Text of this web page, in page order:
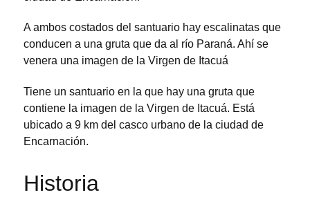
A ambos costados del santuario hay escalinatas que
conducen a una gruta que da al río Paraná. Ahí se
venera una imagen de la Virgen de Itacuá
Tiene un santuario en la que hay una gruta que
contiene la imagen de la Virgen de Itacuá. Está
ubicado a 9 km del casco urbano de la ciudad de
Encarnación.
Historia